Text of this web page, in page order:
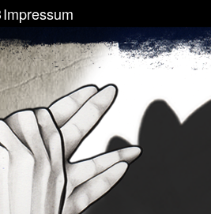
Impressum